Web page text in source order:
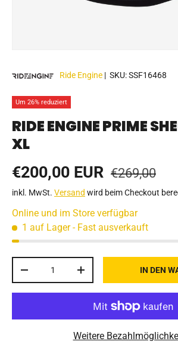
Ride Engine | SKU:SSF16468
Um 26% reduziert
RIDE ENGINE PRIME
XL
Verkaufspreis
€200,00 EUR Normaler
€269,00
inkl. MwSt. Versand wird beim Checkout
Online und im Store verfügbar
1 auf Lager - Fast ausverkauft
MENGE VERRINGERNMENGE ERHÖHENIN DEN
Weitere